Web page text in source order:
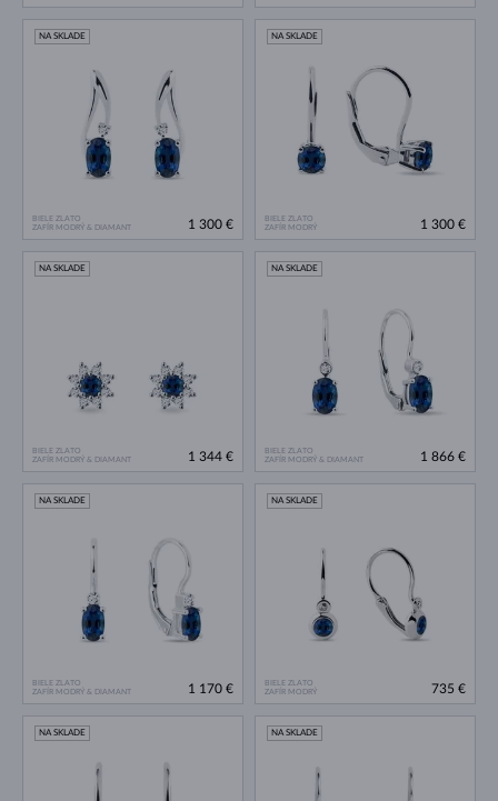
BIELE ZLATO
ZAFÍR MODRÝ & DIAMANT
NA SKLADE
1 300 €
BIELE ZLATO
ZAFÍR MODRÝ
NA SKLADE
1 300 €
BIELE ZLATO
ZAFÍR MODRÝ & DIAMANT
NA SKLADE
1 344 €
BIELE ZLATO
ZAFÍR MODRÝ & DIAMANT
NA SKLADE
1 866 €
BIELE ZLATO
ZAFÍR MODRÝ & DIAMANT
NA SKLADE
1 170 €
BIELE ZLATO
ZAFÍR MODRÝ
NA SKLADE
735 €
NA SKLADE NA SKLADE